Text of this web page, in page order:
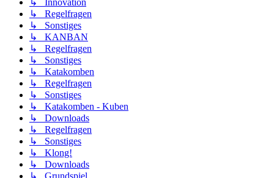
↳ Innovation
↳ Regelfragen
↳ Sonstiges
↳ KANBAN
↳ Regelfragen
↳ Sonstiges
↳ Katakomben
↳ Regelfragen
↳ Sonstiges
↳ Katakomben - Kuben
↳ Downloads
↳ Regelfragen
↳ Sonstiges
↳ Klong!
↳ Downloads